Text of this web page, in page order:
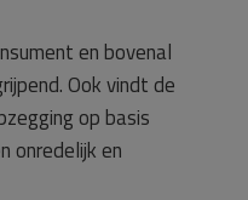
en bovenal
Ook vindt de
op basis
onredelijk en